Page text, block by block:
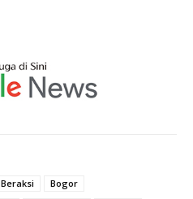
Beraksi
Bogor